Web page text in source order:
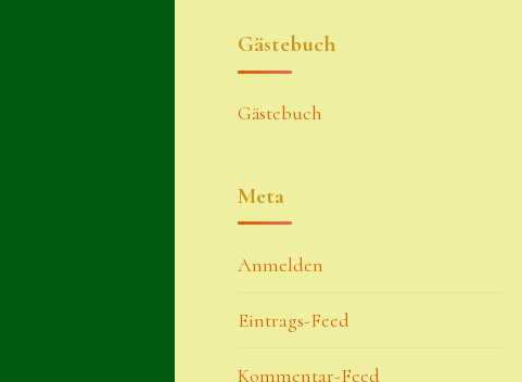
Gästebuch
Gästebuch
Meta
Anmelden
Eintrags-Feed
Kommentar-Feed